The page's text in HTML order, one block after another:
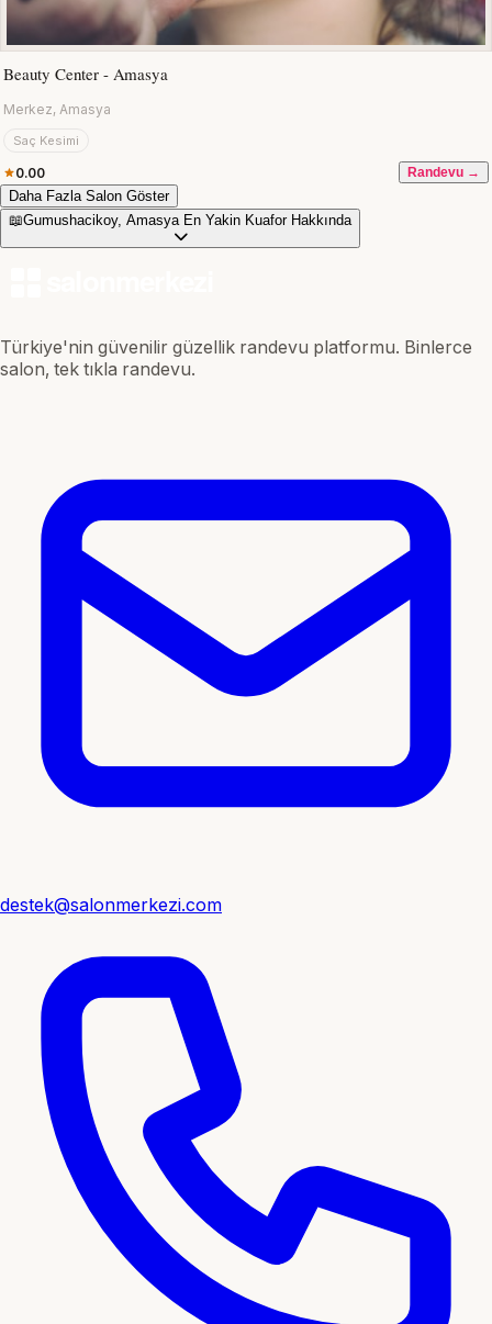
Beauty Center - Amasya
Merkez, Amasya
Saç Kesimi
0.00 Randevu →
Daha Fazla Salon Göster
📖Gumushacikoy, Amasya En Yakin Kuafor Hakkında
Türkiye'nin güvenilir güzellik randevu platformu. Binlerce
salon, tek tıkla randevu.
destek@salonmerkezi.com